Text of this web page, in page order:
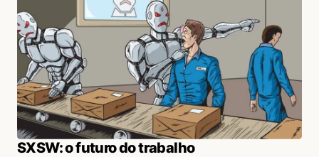
SXSW: o futuro do trabalho